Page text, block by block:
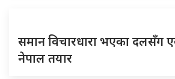
समान विचारधारा भएका दलसँग
नेपाल तयार